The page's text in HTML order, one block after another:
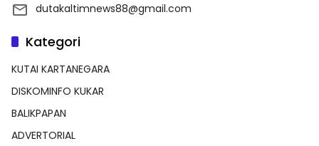
dutakaltimnews88@gmail.com
Kategori
KUTAI KARTANEGARA
DISKOMINFO KUKAR
BALIKPAPAN
ADVERTORIAL